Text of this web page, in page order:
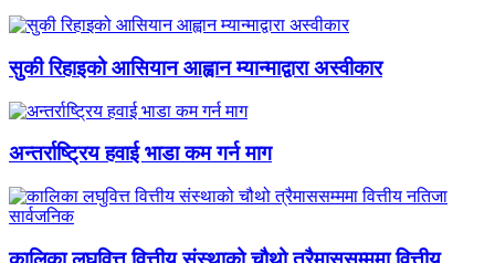
सुकी रिहाइको आसियान आह्वान म्यान्माद्वारा अस्वीकार
अन्तर्राष्ट्रिय हवाई भाडा कम गर्न माग